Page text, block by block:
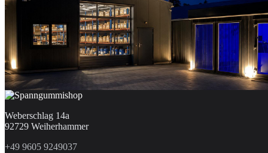
Weberschlag 14a
92729 Weiherhammer
+49 9605 9249037